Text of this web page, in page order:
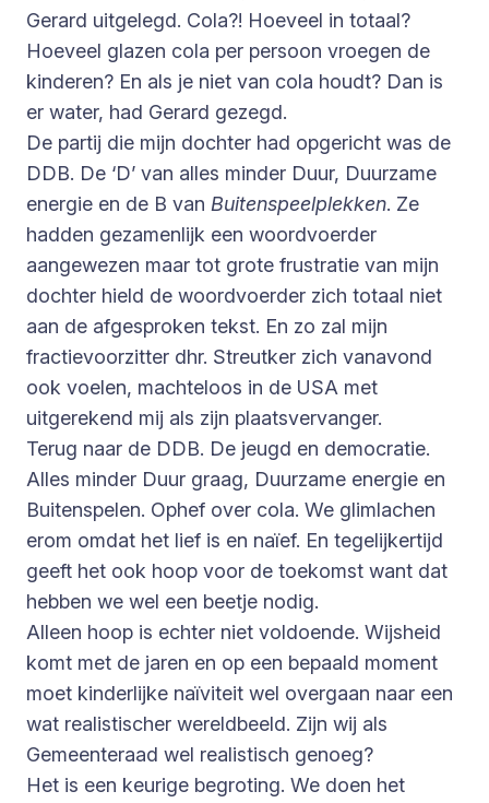
Gerard uitgelegd. Cola?! Hoeveel in totaal?
Hoeveel glazen cola per persoon vroegen de
kinderen? En als je niet van cola houdt? Dan is
er water, had Gerard gezegd.
De partij die mijn dochter had opgericht was de
DDB. De ‘D’ van alles minder Duur, Duurzame
energie en de B van Buitenspeelplekken. Ze
hadden gezamenlijk een woordvoerder
aangewezen maar tot grote frustratie van mijn
dochter hield de woordvoerder zich totaal niet
aan de afgesproken tekst. En zo zal mijn
fractievoorzitter dhr. Streutker zich vanavond
ook voelen, machteloos in de USA met
uitgerekend mij als zijn plaatsvervanger.
Terug naar de DDB. De jeugd en democratie.
Alles minder Duur graag, Duurzame energie en
Buitenspelen. Ophef over cola. We glimlachen
erom omdat het lief is en naïef. En tegelijkertijd
geeft het ook hoop voor de toekomst want dat
hebben we wel een beetje nodig.
Alleen hoop is echter niet voldoende. Wijsheid
komt met de jaren en op een bepaald moment
moet kinderlijke naïviteit wel overgaan naar een
wat realistischer wereldbeeld. Zijn wij als
Gemeenteraad wel realistisch genoeg?
Het is een keurige begroting. We doen het